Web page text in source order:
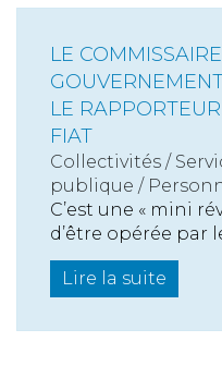
LE
LE
FIAT
Collectivités /
publique /
C’est une « mini
d’être opérée par
Lire la suite